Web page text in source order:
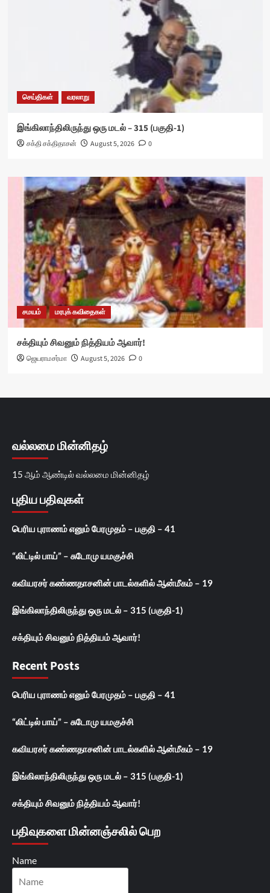
செய்திகள் வரலாறு
இங்கிலாந்திலிருந்து ஒரு மடல் – 315 (பகுதி-1)
சக்தி சக்திதாசன் August 5, 2026 0
சமயம் மரபுக் கவிதைகள்
சக்தியும் சிவனும் நித்தியம் ஆவார்!
ஜெயராமசர்மா August 5, 2026 0
வல்லமை மின்னிதழ்
15 ஆம் ஆண்டில் வல்லமை மின்னிதழ்
புதிய பதிவுகள்
பெரிய புராணம் எனும் பேரமுதம் – பகுதி – 41
“லிட்டில் பாய்” – சுடோமு யமகுச்சி
கவியரசர் கண்ணதாசனின் பாடல்களில் ஆன்மீகம் – 19
இங்கிலாந்திலிருந்து ஒரு மடல் – 315 (பகுதி-1)
சக்தியும் சிவனும் நித்தியம் ஆவார்!
Recent Posts
பெரிய புராணம் எனும் பேரமுதம் – பகுதி – 41
“லிட்டில் பாய்” – சுடோமு யமகுச்சி
கவியரசர் கண்ணதாசனின் பாடல்களில் ஆன்மீகம் – 19
இங்கிலாந்திலிருந்து ஒரு மடல் – 315 (பகுதி-1)
சக்தியும் சிவனும் நித்தியம் ஆவார்!
பதிவுகளை மின்னஞ்சலில் பெற
Name